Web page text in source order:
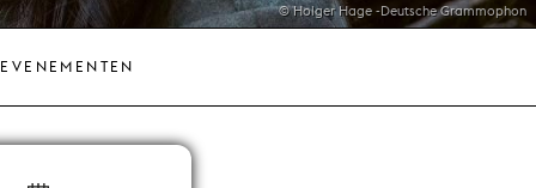
© Holger Hage -Deutsche Grammophon